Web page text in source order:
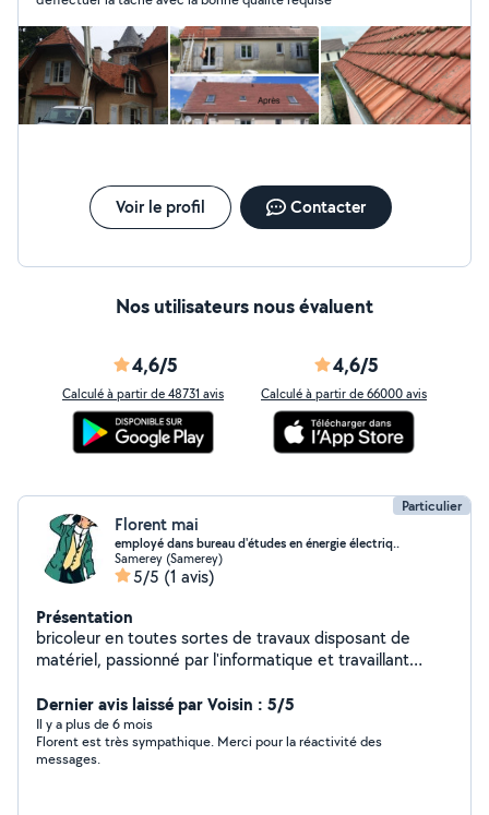
et murs avec petit travaux de maçonnerie.
Voir le profil Contacter
Nos utilisateurs nous évaluent
4,6/5
Calculé à partir de 48731 avis
4,6/5
Calculé à partir de 66000 avis
Particulier
Florent mai
employé dans bureau d'études en énergie électriq..
Samerey (Samerey)
5/5 (1 avis)
Présentation
bricoleur en toutes sortes de travaux disposant de
matériel, passionné par l'informatique et travaillant
Dernier avis laissé par Voisin : 5/5
Il y a plus de 6 mois
Florent est très sympathique. Merci pour la réactivité des
messages.